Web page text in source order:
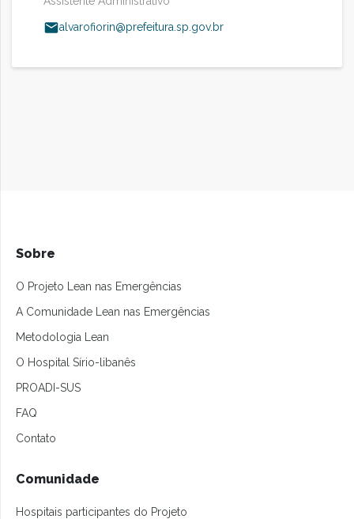
alvarofiorin@prefeitura.sp.gov.br
Sobre
O Projeto Lean nas Emergências
A Comunidade Lean nas Emergências
Metodologia Lean
O Hospital Sírio-libanês
PROADI-SUS
FAQ
Contato
Comunidade
Hospitais participantes do Projeto